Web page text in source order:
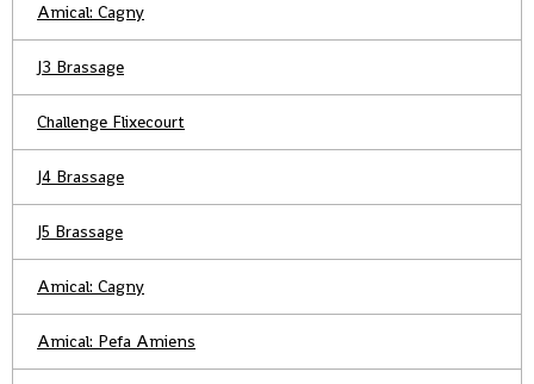
Amical: Cagny
J3 Brassage
Challenge Flixecourt
J4 Brassage
J5 Brassage
Amical: Cagny
Amical: Pefa Amiens